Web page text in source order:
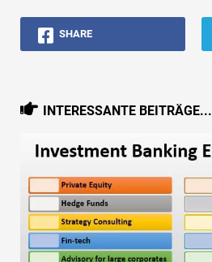
SHARE
INTERESSANTE BEITRÄGE...